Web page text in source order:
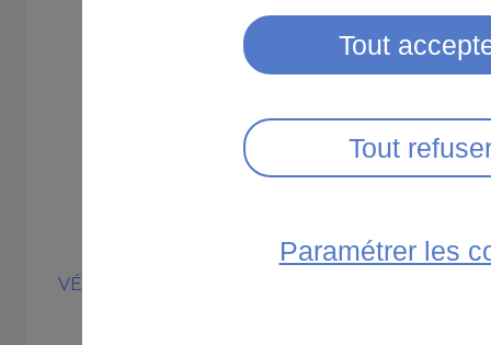
VÉLO
Tout
Tout
Paramétrer les